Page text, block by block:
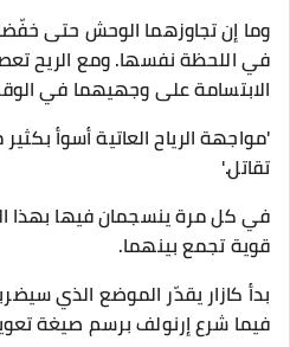
وما إن تجاوزهما الوحش حتى
في اللحظة نفسها. ومع الريح
الابتسامة على وجهيهما في
'مواجهة الرياح العاتية أسوأ
تقاتل.'
في كل مرة ينسجمان فيها بهذا
قوية تجمع بينهما.
بدأ كازار يقدّر الموضع الذي
فيما شرع إرنولف برسم صيغة